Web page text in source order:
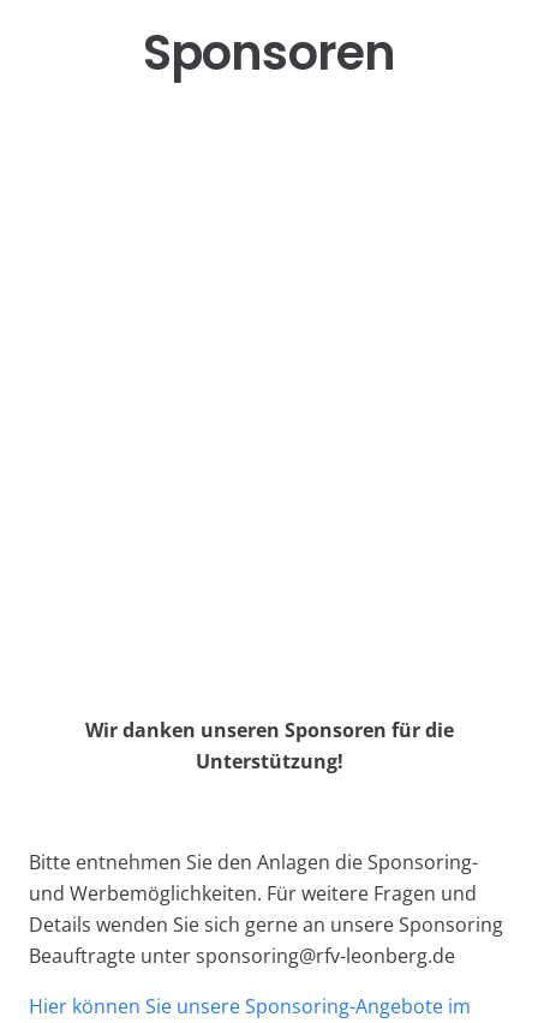
Sponsoren
Wir danken unseren Sponsoren für die
Unterstützung!
Bitte entnehmen Sie den Anlagen die Sponsoring-
und Werbemöglichkeiten. Für weitere Fragen und
Details wenden Sie sich gerne an unsere Sponsoring
Beauftragte unter sponsoring@rfv-leonberg.de
Hier können Sie unsere Sponsoring-Angebote im